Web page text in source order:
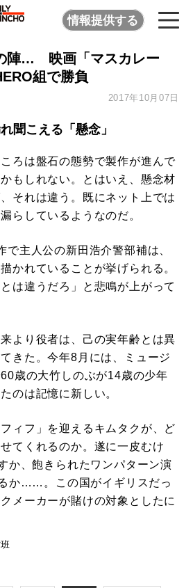
情報提供する
陣… 映画「マスカレー
組で勝負
2017年10月07日
聞こえる「懸念」
ろは盤石の態勢で製作が進んで
もしれない。とはいえ、懸念材
それは違う。既にネット上では
らしているようなのだ。
主人公の新田浩介警部補は、
かれていることが挙げられる。
は違うだろ」と悲鳴が上がって
より役者は、己の実年齢とは異
きた。今年8月には、ミュージ
歳の大竹しのぶが14歳の少年
のは記憶に新しい。
ィフ」を迎えるキムタクが、ど
てくれるのか。遂に一皮むけ
か、飽きられたワンパターン演
か……。この国がイギリスだっ
メーカーが賭けの対象としたに